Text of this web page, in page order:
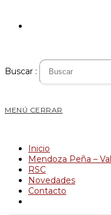
Buscar :
MENÚ CERRAR
Inicio
Mendoza Peña –
RSC
Novedades
Contacto